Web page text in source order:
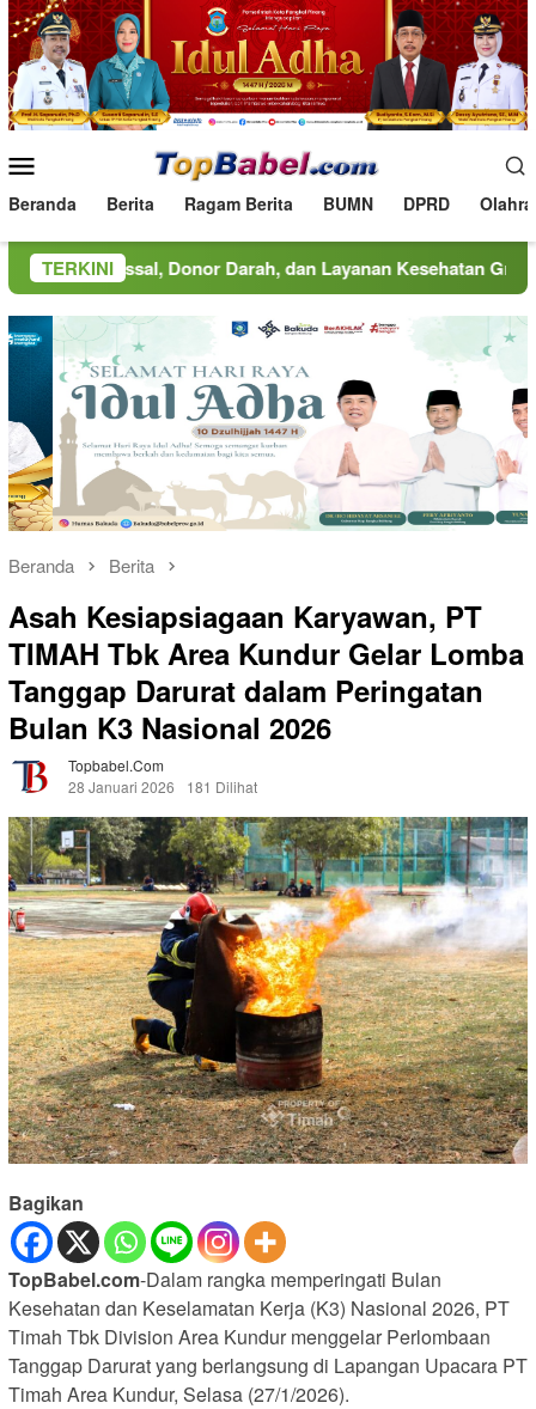
Loncat
ke
konten
Mobile
Beranda Berita Ragam Berita BUMN DPRD
TERKINI
Donor Darah, dan Layanan Kesehatan Gratis
Beranda Berita
Asah Kesiapsiagaan Karyawan, PT
TIMAH Tbk Area Kundur Gelar Lomba
Tanggap Darurat dalam Peringatan
Bulan K3 Nasional 2026
Topbabel.com
28 Januari 2026
181 Dilihat
Bagikan
TopBabel.com-Dalam rangka memperingati Bulan
Kesehatan dan Keselamatan Kerja (K3) Nasional 2026, PT
Timah Tbk Division Area Kundur menggelar Perlombaan
Tanggap Darurat yang berlangsung di Lapangan Upacara PT
Timah Area Kundur, Selasa (27/1/2026).